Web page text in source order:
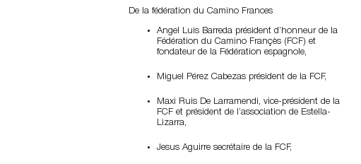
De la fédération du Camino Frances
Angel Luis Barreda président d’honneur de la
Fédération du Camino Françès (FCF) et
fondateur de la Fédération espagnole,
Miguel Pérez Cabezas président de la FCF,
Maxi Ruis De Larramendi, vice-président de la
FCF et président de l’association de Estella-
Lizarra,
Jesus Aguirre secrétaire de la FCF,